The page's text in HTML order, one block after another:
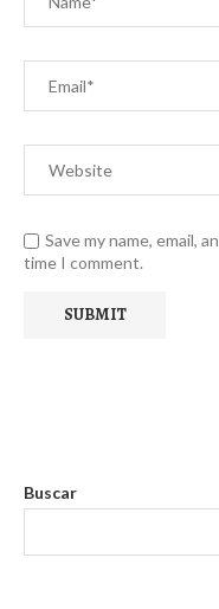
Save my name, email,
time I comment.
Buscar